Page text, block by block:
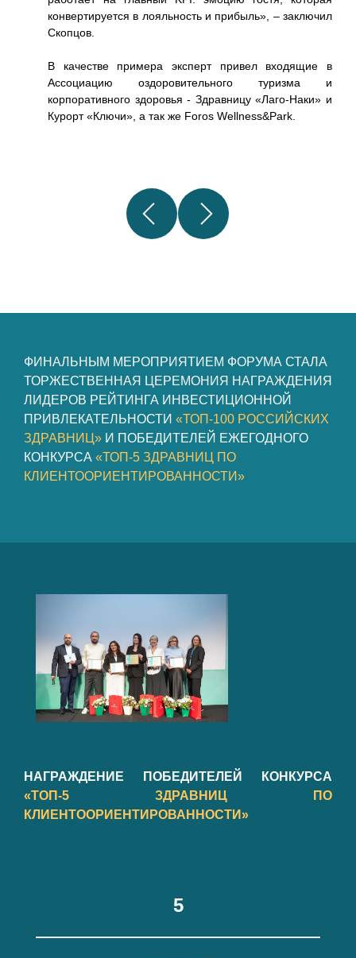
конвертируется в лояльность и прибыль», – заключил
Скопцов.
В качестве примера эксперт привел входящие в
Ассоциацию оздоровительного туризма и
корпоративного здоровья - Здравницу «Лаго-Наки» и
Курорт «Ключи», а так же Foros Wellness&Park.
ФИНАЛЬНЫМ МЕРОПРИЯТИЕМ ФОРУМА СТАЛА
ТОРЖЕСТВЕННАЯ ЦЕРЕМОНИЯ НАГРАЖДЕНИЯ
ЛИДЕРОВ РЕЙТИНГА ИНВЕСТИЦИОННОЙ
ПРИВЛЕКАТЕЛЬНОСТИ «ТОП-100 РОССИЙСКИХ
ЗДРАВНИЦ» И ПОБЕДИТЕЛЕЙ ЕЖЕГОДНОГО
КОНКУРСА «ТОП-5 ЗДРАВНИЦ ПО
КЛИЕНТООРИЕНТИРОВАННОСТИ»
НАГРАЖДЕНИЕ ПОБЕДИТЕЛЕЙ КОНКУРСА
«ТОП-5 ЗДРАВНИЦ ПО
КЛИЕНТООРИЕНТИРОВАННОСТИ»
5